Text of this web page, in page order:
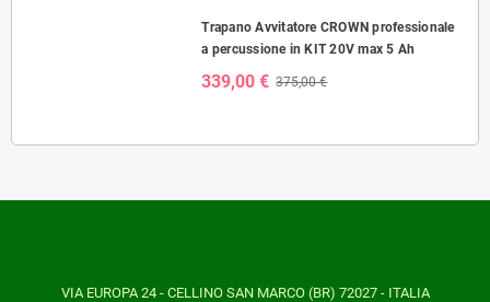
Trapano Avvitatore CROWN professionale
a percussione in KIT 20V max 5 Ah
339,00 € 375,00 €
VIA EUROPA 24 - CELLINO SAN MARCO (BR) 72027 - ITALIA